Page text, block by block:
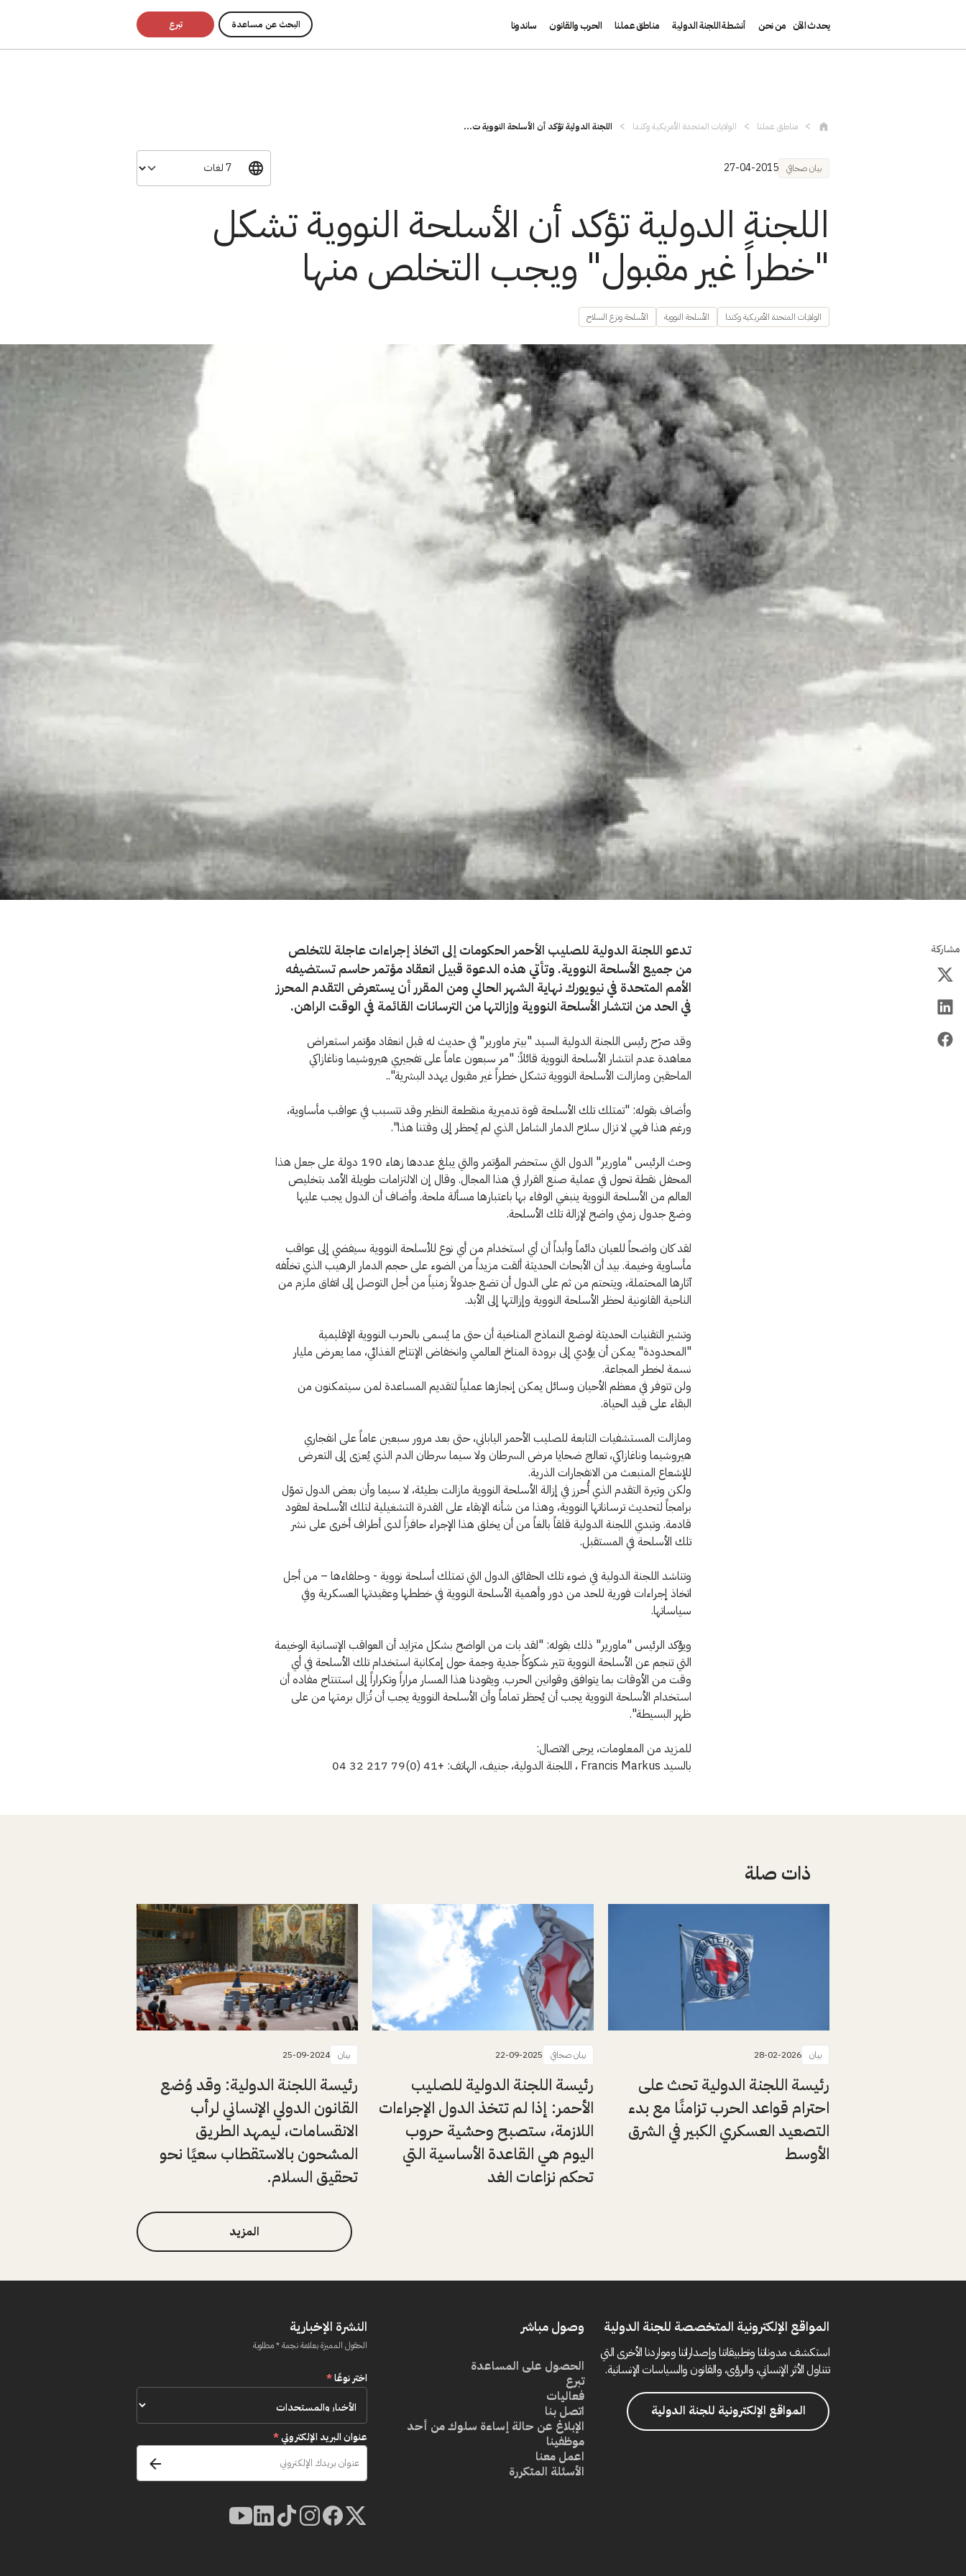
يحدث الآن من نحن أنشطة اللجنة الدولية مناطق عملنا الحرب والقانون ساندونا البحث عن مساعدة تبرع
مناطق عملنا الولايات المتحدة الأمريكية وكندا اللجنة الدولية تؤكد أن الأسلحة النووية ت...
بيان صحافي 27-04-2015
اللجنة الدولية تؤكد أن الأسلحة النووية تشكل
"خطراً غير مقبول" ويجب التخلص منها
الولايات المتحدة الأمريكية وكندا الأسلحة النووية الأسلحة ونزع السلاح
مشاركة
تدعو اللجنة الدولية للصليب الأحمر الحكومات إلى اتخاذ إجراءات عاجلة للتخلص
من جميع الأسلحة النووية. وتأتي هذه الدعوة قبيل انعقاد مؤتمر حاسم تستضيفه
الأمم المتحدة في نيويورك نهاية الشهر الحالي ومن المقرر أن يستعرض التقدم المحرز
في الحد من انتشار الأسلحة النووية وإزالتها من الترسانات القائمة في الوقت الراهن.
وقد صرّح رئيس اللجنة الدولية السيد "بيتر ماورير" في حديث له قبل انعقاد مؤتمر استعراض
معاهدة عدم انتشار الأسلحة النووية قائلاً: "مر سبعون عاماً على تفجيري هيروشيما وناغازاكي
الماحقين ومازالت الأسلحة النووية تشكل خطراً غير مقبول يهدد البشرية"..
وأضاف بقوله: "تمتلك تلك الأسلحة قوة تدميرية منقطعة النظير وقد تتسبب في عواقب مأساوية،
ورغم هذا فهي لا تزال سلاح الدمار الشامل الذي لم يُحظر إلى وقتنا هذا".
وحث الرئيس "ماورير" الدول التي ستحضر المؤتمر والتي يبلغ عددها زهاء 190 دولة على جعل هذا
المحفل نقطة تحول في عملية صنع القرار في هذا المجال. وقال إن الالتزامات طويلة الأمد بتخليص
العالم من الأسلحة النووية ينبغي الوفاء بها باعتبارها مسألة ملحة. وأضاف أن الدول يجب عليها
وضع جدول زمني واضح لإزالة تلك الأسلحة.
لقد كان واضحاً للعيان دائماً وأبداً أن أي استخدام من أي نوع للأسلحة النووية سيفضي إلى عواقب
مأساوية وخيمة. بيد أن الأبحاث الحديثة ألقت مزيداً من الضوء على حجم الدمار الرهيب الذي تخلّفه
آثارها المحتملة، ويتحتم من ثم على الدول أن تضع جدولاً زمنياً من أجل التوصل إلى اتفاق ملزم من
الناحية القانونية لحظر الأسلحة النووية وإزالتها إلى الأبد.
وتشير التقنيات الحديثة لوضع النماذج المناخية أن حتى ما يُسمى بالحرب النووية الإقليمية
"المحدودة" يمكن أن يؤدي إلى برودة المناخ العالمي وانخفاض الإنتاج الغذائي، مما يعرض مليار
نسمة لخطر المجاعة.
ولن تتوفر في معظم الأحيان وسائل يمكن إنجازها عملياً لتقديم المساعدة لمن سيتمكنون من
البقاء على قيد الحياة.
ومازالت المستشفيات التابعة للصليب الأحمر الياباني، حتى بعد مرور سبعين عاماً على انفجاري
هيروشيما وناغازاكي، تعالج ضحايا مرض السرطان ولا سيما سرطان الدم الذي يُعزى إلى التعرض
للإشعاع المنبعث من الانفجارات الذرية.
ولكن وتيرة التقدم الذي أُحرز في إزالة الأسلحة النووية مازالت بطيئة، لا سيما وأن بعض الدول تموّل
برامجاً لتحديث ترساناتها النووية، وهذا من شأنه الإبقاء على القدرة التشغيلية لتلك الأسلحة لعقود
قادمة. وتبدي اللجنة الدولية قلقاً بالغاً من أن يخلق هذا الإجراء حافزاً لدى أطراف أخرى على نشر
تلك الأسلحة في المستقبل.
وتناشد اللجنة الدولية في ضوء تلك الحقائق الدول التي تمتلك أسلحة نووية - وحلفاءها – من أجل
اتخاذ إجراءات فورية للحد من دور وأهمية الأسلحة النووية في خططها وعقيدتها العسكرية وفي
سياساتها.
ويؤكد الرئيس "ماورير" ذلك بقوله: "لقد بات من الواضح بشكل متزايد أن العواقب الإنسانية الوخيمة
التي تنجم عن الأسلحة النووية تثير شكوكاً جدية وجمة حول إمكانية استخدام تلك الأسلحة في أي
وقت من الأوقات بما يتوافق وقوانين الحرب. ويقودنا هذا المسار مراراً وتكراراً إلى استنتاج مفاده أن
استخدام الأسلحة النووية يجب أن يُحظر تماماً وأن الأسلحة النووية يجب أن تُزال برمتها من على
ظهر البسيطة".
للمزيد من المعلومات، يرجى الاتصال:
بالسيد Francis Markus ، اللجنة الدولية، جنيف، الهاتف: +41 (0)79 217 32 04
ذات صلة
بيان 28-02-2026
رئيسة اللجنة الدولية تحث على
احترام قواعد الحرب تزامنًا مع بدء
التصعيد العسكري الكبير في الشرق
الأوسط
بيان صحافي 22-09-2025
رئيسة اللجنة الدولية للصليب
الأحمر: إذا لم تتخذ الدول الإجراءات
اللازمة، ستصبح وحشية حروب
اليوم هي القاعدة الأساسية التي
تحكم نزاعات الغد
بيان 25-09-2024
رئيسة اللجنة الدولية: وقد وُضع
القانون الدولي الإنساني لرأب
الانقسامات، ليمهد الطريق
المشحون بالاستقطاب سعيًا نحو
تحقيق السلام.
المزيد
المواقع الإلكترونية المتخصصة للجنة الدولية
استكشف مدوناتنا وتطبيقاتنا وإصداراتنا ومواردنا الأخرى التي
تتناول الأثر الإنساني، والرؤى، والقانون والسياسات الإنسانية.
المواقع الإلكترونية للجنة الدولية
وصول مباشر
الحصول على المساعدة
تبرع
فعاليات
اتصل بنا
الإبلاغ عن حالة إساءة سلوك من أحد
موظفينا
اعمل معنا
الأسئلة المتكررة
النشرة الإخبارية
الحقول المميزة بعلامة نجمة * مطلوبة
اختر نوعًا*
عنوان البريد الإلكتروني*